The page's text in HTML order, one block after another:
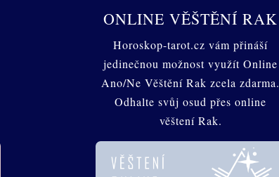
ONLINE VĚŠTĚNÍ RAK
Horoskop-tarot.cz vám přináší
jedinečnou možnost využít Online
Ano/Ne Věštění Rak zcela zdarma.
Odhalte svůj osud přes online
věštení Rak.